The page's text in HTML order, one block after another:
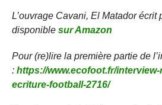
L’ouvrage Cavani, El Matador écrit
disponible sur Amazon
Pour (re)lire la première partie de
: https://www.ecofoot.fr/
ecriture-football-2716/